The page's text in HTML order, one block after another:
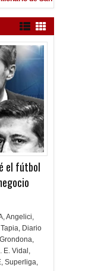
el fútbol
,Angelici,
, Diario
Grondona,
E. Vidal ,
, Superliga,